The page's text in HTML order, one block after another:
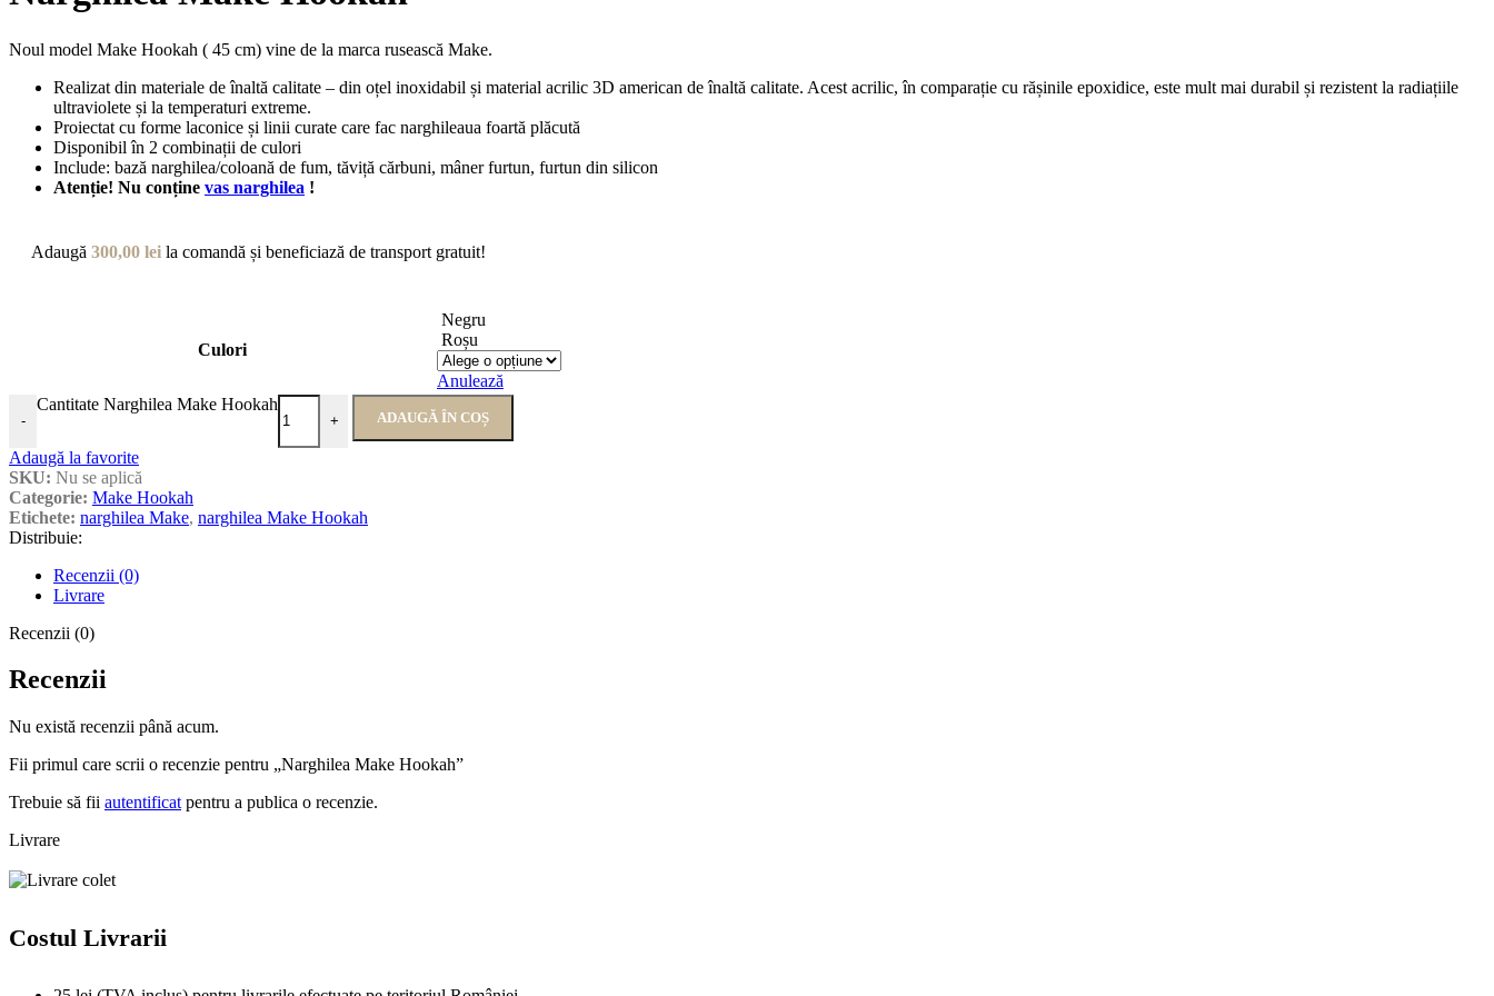
Noul model Make Hookah ( 45 cm) vine de la marca rusească Make.
Realizat din materiale de înaltă calitate – din oțel inoxidabil și material acrilic 3D american de înaltă calitate. Acest acrilic, în comparație cu rășinile epoxidice, este mult mai durabil și rezistent la radiațiile
ultraviolete și la temperaturi extreme.
Proiectat cu forme laconice și linii curate care fac narghileaua foartă plăcută
Disponibil în 2 combinații de culori
Include: bază narghilea/coloană de fum, tăviță cărbuni, mâner furtun, furtun din silicon
Atenție! Nu conține vas narghilea !
Adaugă 300,00 lei la comandă și beneficiază de transport gratuit!
Culori
Negru
Roșu
Anulează
-
Cantitate Narghilea Make Hookah
+ ADAUGĂ ÎN COȘ
Adaugă la favorite
SKU: Nu se aplică
Categorie: Make Hookah
Etichete: narghilea Make, narghilea Make Hookah
Distribuie:
Recenzii (0)
Livrare
Recenzii (0)
Recenzii
Nu există recenzii până acum.
Fii primul care scrii o recenzie pentru „Narghilea Make Hookah”
Trebuie să fii autentificat pentru a publica o recenzie.
Livrare
Costul Livrarii